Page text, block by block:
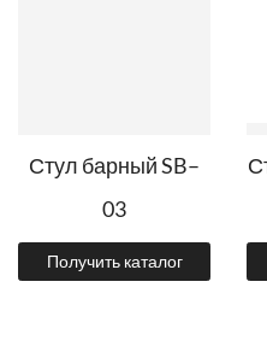
Стул барный SB–
03
Получить каталог